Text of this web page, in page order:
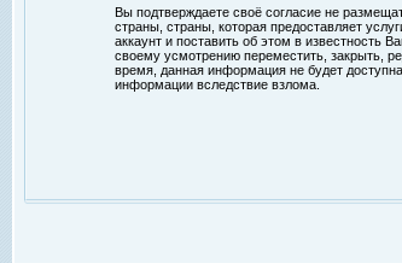
Вы подтверждаете своё согласие не
страны, страны, которая предоставляет
аккаунт и поставить об этом в известность
своему усмотрению переместить, закрыть,
время, данная информация не будет
информации вследствие взлома.